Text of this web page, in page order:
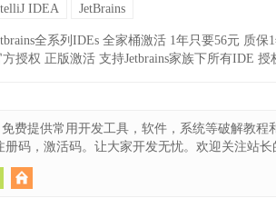
IDEA JetBrains
全系列IDEs 全家桶激活 1年只要56元 质保1
方授权 正版激活 支持Jetbrains家族下所有IDE 授
费提供常用开发工具，软件，系统等破解教程
册码，激活码。让大家开发无忧。欢迎关注站长